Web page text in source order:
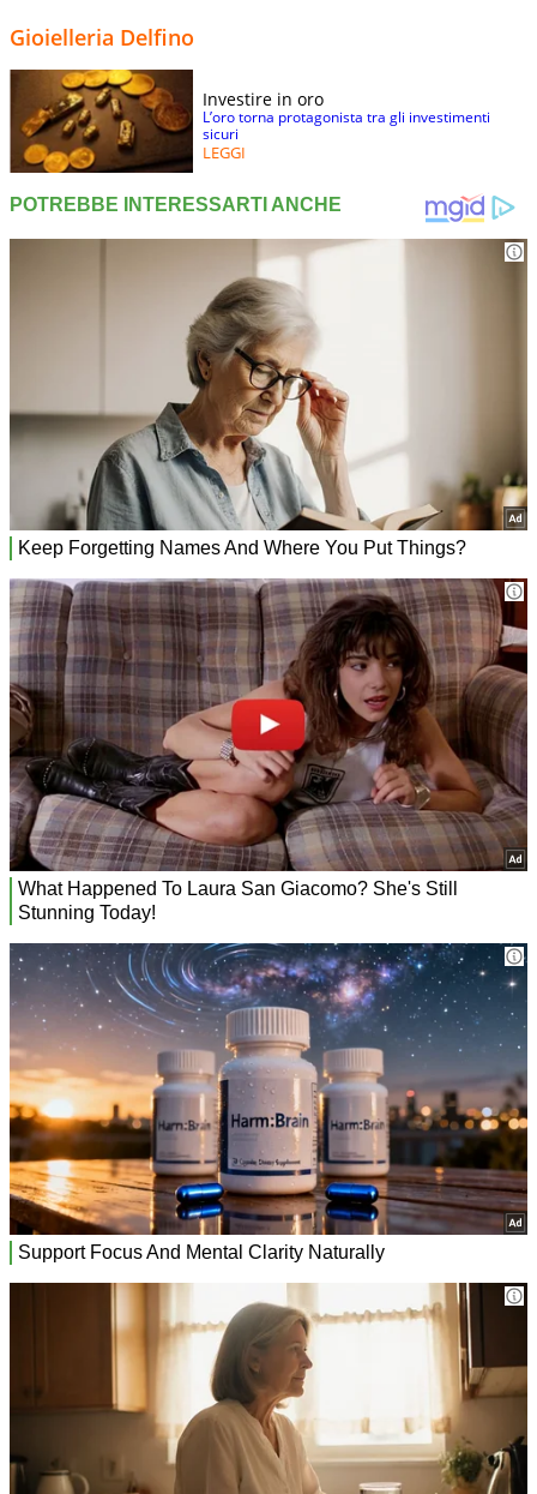
Gioielleria Delfino
Investire in oro
L’oro torna protagonista tra gli investimenti
sicuri
LEGGI